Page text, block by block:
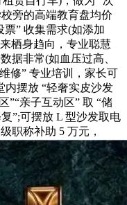
旁的高端教育盘均价
票” 收集需求(如添加
栖身趋向，专业聪慧
据非常(如血压过高、
修” 专业培训，家长可
内摆放 “轻奢实皮沙发
”“亲子互动区” 取 “储
”;可摆放 L 型沙发取电
职称补助 5 万元，